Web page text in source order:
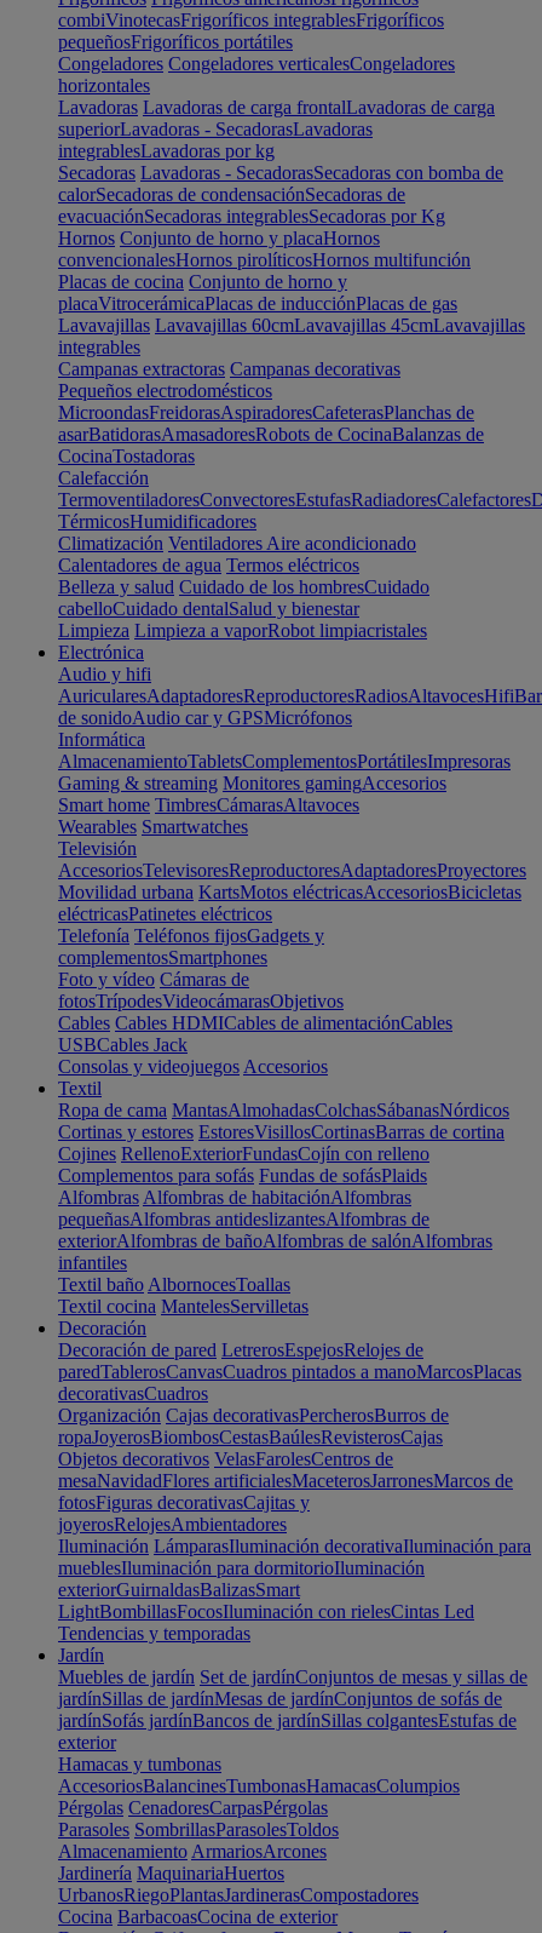
combiVinotecasFrigoríficos integrablesFrigoríficos
pequeñosFrigoríficos portátiles
Congeladores Congeladores verticalesCongeladores
horizontales
Lavadoras Lavadoras de carga frontalLavadoras de carga
superiorLavadoras - SecadorasLavadoras
integrablesLavadoras por kg
Secadoras Lavadoras - SecadorasSecadoras con bomba de
calorSecadoras de condensaciónSecadoras de
evacuaciónSecadoras integrablesSecadoras por Kg
Hornos Conjunto de horno y placaHornos
convencionalesHornos pirolíticosHornos multifunción
Placas de cocina Conjunto de horno y
placaVitrocerámicaPlacas de inducciónPlacas de gas
Lavavajillas Lavavajillas 60cmLavavajillas 45cmLavavajillas
integrables
Campanas extractoras Campanas decorativas
Pequeños electrodomésticos
MicroondasFreidorasAspiradoresCafeterasPlanchas de
asarBatidorasAmasadoresRobots de CocinaBalanzas de
CocinaTostadoras
Calefacción
TermoventiladoresConvectoresEstufasRadiadoresCalefactores
TérmicosHumidificadores
Climatización Ventiladores Aire acondicionado
Calentadores de agua Termos eléctricos
Belleza y salud Cuidado de los hombresCuidado
cabelloCuidado dentalSalud y bienestar
Limpieza Limpieza a vaporRobot limpiacristales
Electrónica
Audio y hifi
AuricularesAdaptadoresReproductoresRadiosAltavocesHifi
de sonidoAudio car y GPSMicrófonos
Informática
AlmacenamientoTabletsComplementosPortátilesImpresoras
Gaming & streaming Monitores gamingAccesorios
Smart home TimbresCámarasAltavoces
Wearables Smartwatches
Televisión
AccesoriosTelevisoresReproductoresAdaptadoresProyectores
Movilidad urbana KartsMotos eléctricasAccesoriosBicicletas
eléctricasPatinetes eléctricos
Telefonía Teléfonos fijosGadgets y
complementosSmartphones
Foto y vídeo Cámaras de
fotosTrípodesVideocámarasObjetivos
Cables Cables HDMICables de alimentaciónCables
USBCables Jack
Consolas y videojuegos Accesorios
Textil
Ropa de cama MantasAlmohadasColchasSábanasNórdicos
Cortinas y estores EstoresVisillosCortinasBarras de cortina
Cojines RellenoExteriorFundasCojín con relleno
Complementos para sofás Fundas de sofásPlaids
Alfombras Alfombras de habitaciónAlfombras
pequeñasAlfombras antideslizantesAlfombras de
exteriorAlfombras de bañoAlfombras de salónAlfombras
infantiles
Textil baño AlbornocesToallas
Textil cocina MantelesServilletas
Decoración
Decoración de pared LetrerosEspejosRelojes de
paredTablerosCanvasCuadros pintados a manoMarcosPlacas
decorativasCuadros
Organización Cajas decorativasPercherosBurros de
ropaJoyerosBiombosCestasBaúlesRevisterosCajas
Objetos decorativos VelasFarolesCentros de
mesaNavidadFlores artificialesMaceterosJarronesMarcos de
fotosFiguras decorativasCajitas y
joyerosRelojesAmbientadores
Iluminación LámparasIluminación decorativaIluminación para
mueblesIluminación para dormitorioIluminación
exteriorGuirnaldasBalizasSmart
LightBombillasFocosIluminación con rielesCintas Led
Tendencias y temporadas
Jardín
Muebles de jardín Set de jardínConjuntos de mesas y sillas de
jardínSillas de jardínMesas de jardínConjuntos de sofás de
jardínSofás jardínBancos de jardínSillas colgantesEstufas de
exterior
Hamacas y tumbonas
AccesoriosBalancinesTumbonasHamacasColumpios
Pérgolas CenadoresCarpasPérgolas
Parasoles SombrillasParasolesToldos
Almacenamiento ArmariosArcones
Jardinería MaquinariaHuertos
UrbanosRiegoPlantasJardinerasCompostadores
Cocina BarbacoasCocina de exterior